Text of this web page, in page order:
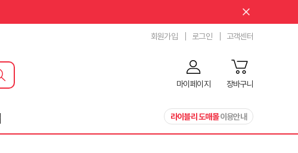
회원가입 로그인 고객센터
마이페이지 장바구니
라이블리 도매몰이용안내